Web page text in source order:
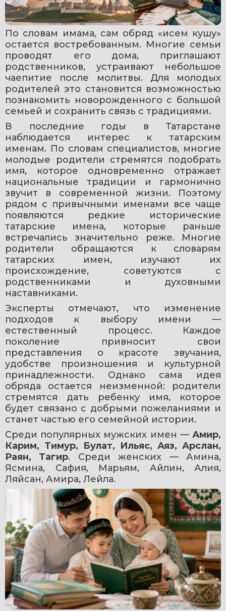
По словам имама, сам обряд «исем кушу»
остается востребованным. Многие семьи
проводят его дома, приглашают
родственников, устраивают небольшое
чаепитие после молитвы. Для молодых
родителей это становится возможностью
познакомить новорожденного с большой
семьей и сохранить связь с традициями.
В последние годы в Татарстане
наблюдается интерес к татарским
именам. По словам специалистов, многие
молодые родители стремятся подобрать
имя, которое одновременно отражает
национальные традиции и гармонично
звучит в современной жизни. Поэтому
рядом с привычными именами все чаще
появляются редкие исторические
татарские имена, которые раньше
встречались значительно реже. Многие
родители обращаются к словарям
татарских имен, изучают их
происхождение, советуются с
родственниками и духовными
наставниками.
Эксперты отмечают, что изменение
подходов к выбору имени —
естественный процесс. Каждое
поколение привносит свои
представления о красоте звучания,
удобстве произношения и культурной
принадлежности. Однако сама идея
обряда остается неизменной: родители
стремятся дать ребенку имя, которое
будет связано с добрыми пожеланиями и
станет частью его семейной истории.
Среди популярных мужских имен — Амир,
Карим, Тимур, Булат, Ильяс, Аяз, Арслан,
Раян, Тагир. Среди женских — Амина,
Ясмина, Сафия, Марьям, Айлин, Алия,
Ляйсан, Амира, Лейла.